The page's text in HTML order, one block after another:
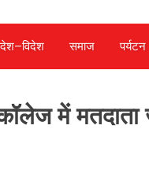
देश—विदेश समाज पर्यटन
कॉलेज में